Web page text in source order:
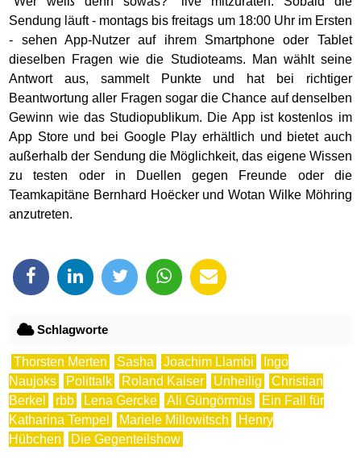
Sendung läuft - montags bis freitags um 18:00 Uhr im Ersten
- sehen App-Nutzer auf ihrem Smartphone oder Tablet
dieselben Fragen wie die Studioteams. Man wählt seine
Antwort aus, sammelt Punkte und hat bei richtiger
Beantwortung aller Fragen sogar die Chance auf denselben
Gewinn wie das Studiopublikum. Die App ist kostenlos im
App Store und bei Google Play erhältlich und bietet auch
außerhalb der Sendung die Möglichkeit, das eigene Wissen
zu testen oder in Duellen gegen Freunde oder die
Teamkapitäne Bernhard Hoëcker und Wotan Wilke Möhring
anzutreten.
Schlagworte
Thorsten Merten Sasha Joachim Llambi
Ingo
Naujoks
Polittalk Roland Kaiser Unheilig
Christian
Berkel
rbb Lena Gercke Ali Güngörmüs
Ein Fall für
Katharina Tempel
Mariele Millowitsch
Henry
Hübchen
Die Gegenteilshow